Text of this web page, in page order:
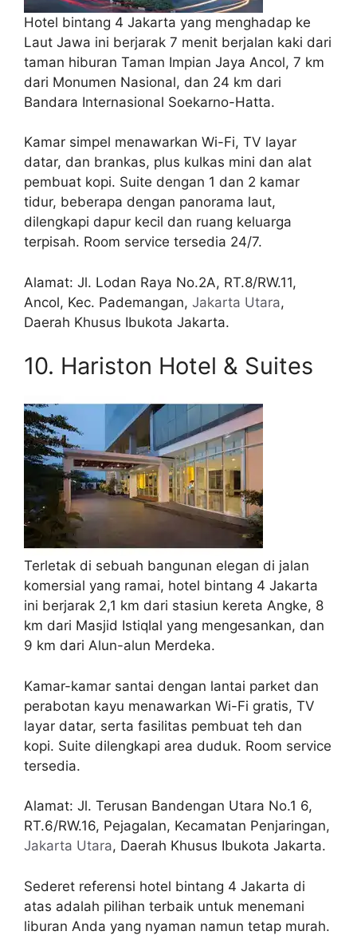
Hotel bintang 4 Jakarta yang menghadap ke
Laut Jawa ini berjarak 7 menit berjalan kaki dari
taman hiburan Taman Impian Jaya Ancol, 7 km
dari Monumen Nasional, dan 24 km dari
Bandara Internasional Soekarno-Hatta.
Kamar simpel menawarkan Wi-Fi, TV layar
datar, dan brankas, plus kulkas mini dan alat
pembuat kopi. Suite dengan 1 dan 2 kamar
tidur, beberapa dengan panorama laut,
dilengkapi dapur kecil dan ruang keluarga
terpisah. Room service tersedia 24/7.
Alamat: Jl. Lodan Raya No.2A, RT.8/RW.11,
Ancol, Kec. Pademangan, Jakarta Utara,
Daerah Khusus Ibukota Jakarta.
10. Hariston Hotel & Suites
Terletak di sebuah bangunan elegan di jalan
komersial yang ramai, hotel bintang 4 Jakarta
ini berjarak 2,1 km dari stasiun kereta Angke, 8
km dari Masjid Istiqlal yang mengesankan, dan
9 km dari Alun-alun Merdeka.
Kamar-kamar santai dengan lantai parket dan
perabotan kayu menawarkan Wi-Fi gratis, TV
layar datar, serta fasilitas pembuat teh dan
kopi. Suite dilengkapi area duduk. Room service
tersedia.
Alamat: Jl. Terusan Bandengan Utara No.1 6,
RT.6/RW.16, Pejagalan, Kecamatan Penjaringan,
Jakarta Utara, Daerah Khusus Ibukota Jakarta.
Sederet referensi hotel bintang 4 Jakarta di
atas adalah pilihan terbaik untuk menemani
liburan Anda yang nyaman namun tetap murah.